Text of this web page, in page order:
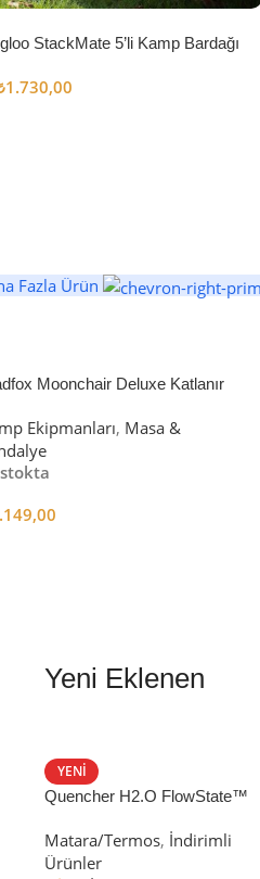
StackMate 5’li Kamp Bardağı
1.730,00
Fazla Ürün
Moonchair Deluxe Katlanır
Ekipmanları, Masa &
stokta
Yeni Eklenen
YENI
Quencher H2.O FlowState™
Matara/Termos, İndirimli
Ürünler